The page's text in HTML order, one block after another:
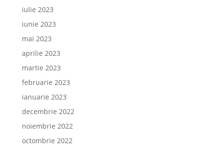
iulie 2023
iunie 2023
mai 2023
aprilie 2023
martie 2023
februarie 2023
ianuarie 2023
decembrie 2022
noiembrie 2022
octombrie 2022